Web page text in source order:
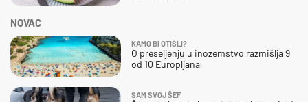
NOVAC
KAMO BI OTIŠLI?
O preseljenju u inozemstvo razmišlja 9
od 10 Europljana
SAM SVOJ ŠEF